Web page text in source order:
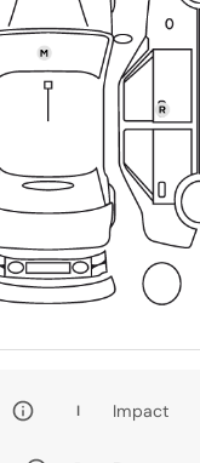
I Impact